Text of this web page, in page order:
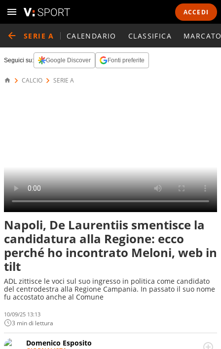
ACCEDI
SERIE A CALENDARIO CLASSIFICA
Seguici su: Google Discover Fonti preferite
CALCIO SERIE A
Napoli, De Laurentiis smentisce la
candidatura alla Regione: ecco
perché ho incontrato Meloni, web in
tilt
ADL zittisce le voci sul suo ingresso in politica come candidato
del centrodestra alla Regione Campania. In passato il suo nome
fu accostato anche al Comune
10/09/25 13:13
3 min di lettura
Domenico Esposito